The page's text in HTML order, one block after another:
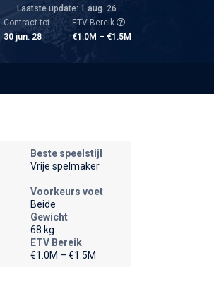
Laatste update: 1 aug. 26
Contract tot
30 jun. 28
ETV Bereik
€1.0M – €1.5M
Beste speelstijl
Vrije spelmaker
Voorkeurs voet
Beide
Gewicht
68 kg
ETV Bereik
€1.0M – €1.5M